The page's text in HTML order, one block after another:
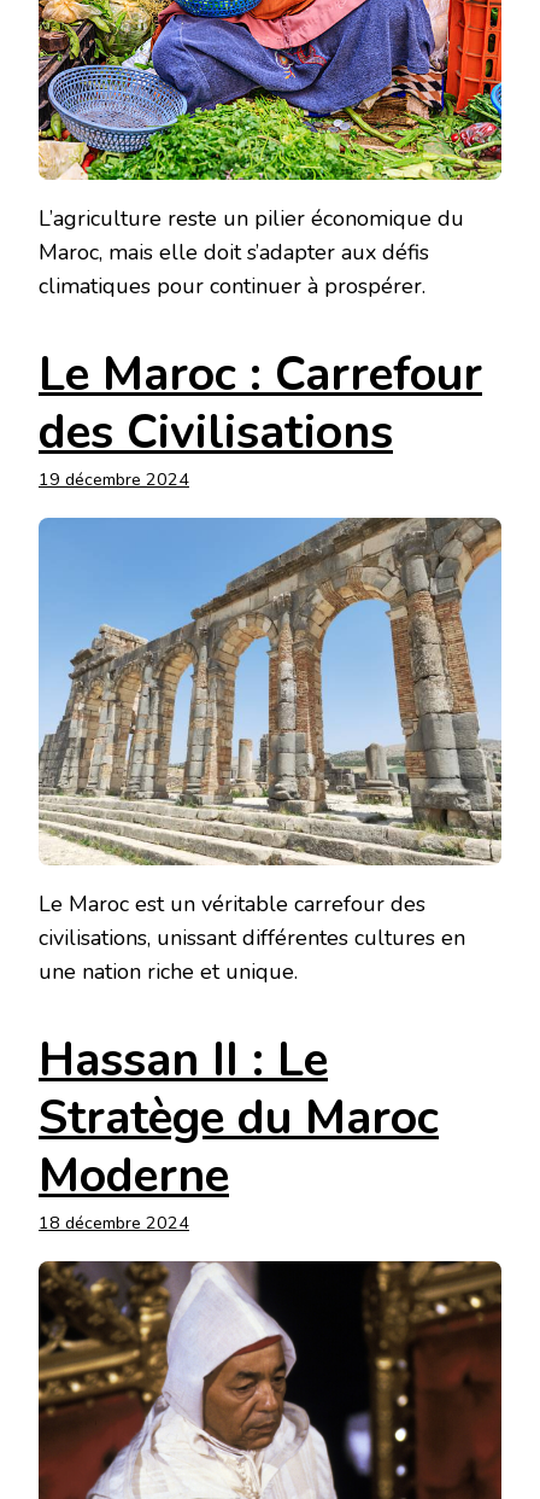
L’agriculture reste un pilier économique du
Maroc, mais elle doit s’adapter aux défis
climatiques pour continuer à prospérer.
Le Maroc : Carrefour
des Civilisations
19 décembre 2024
Le Maroc est un véritable carrefour des
civilisations, unissant différentes cultures en
une nation riche et unique.
Hassan II : Le
Stratège du Maroc
Moderne
18 décembre 2024